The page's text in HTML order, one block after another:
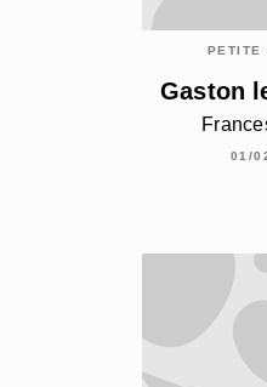
PETITE
Gaston
01/